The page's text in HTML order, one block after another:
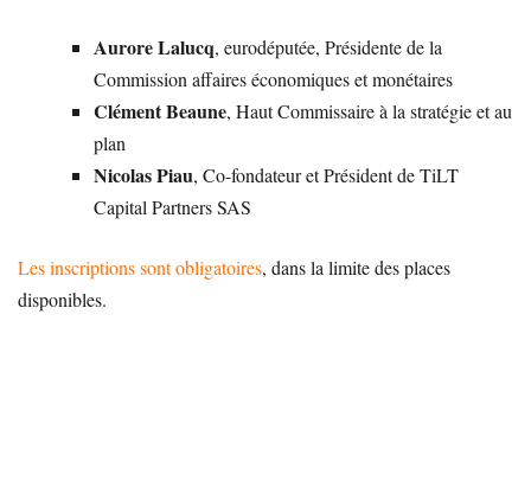
Aurore Lalucq, eurodéputée, Présidente de la
Commission affaires économiques et monétaires
Clément Beaune, Haut Commissaire à la stratégie et au
plan
Nicolas Piau, Co-fondateur et Président de TiLT
Capital Partners SAS
Les inscriptions sont obligatoires, dans la limite des places
disponibles.